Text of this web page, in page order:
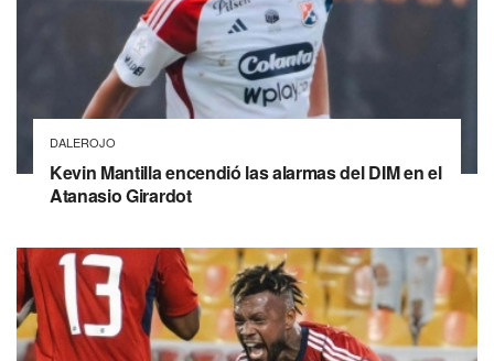
DALEROJO
Kevin Mantilla encendió las alarmas del DIM en el
Atanasio Girardot